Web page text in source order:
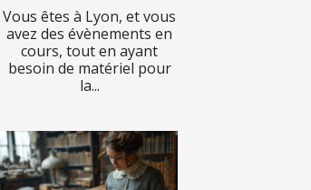
Vous êtes à Lyon, et vous
avez des évènements en
cours, tout en ayant
besoin de matériel pour
la...